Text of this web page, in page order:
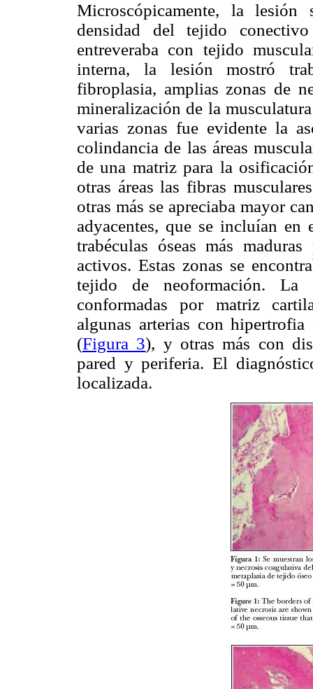
Microscópicamente, la
densidad del tejido
entreveraba con tejido
interna, la lesión mostró
fibroplasia, amplias zonas de
mineralización de la
varias zonas fue evidente la
colindancia de las áreas
de una matriz para la
otras áreas las fibras
otras más se apreciaba mayor
adyacentes, que se incluían
trabéculas óseas más
activos. Estas zonas se
tejido de neoformación.
conformadas por matriz
algunas arterias con
(Figura 3), y otras más con
pared y periferia. El
localizada.